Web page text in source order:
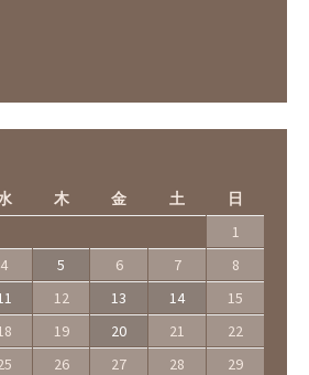
木 金 土 日
1
4 5 6 7
8
12 13 14
15
19 20 21
22
26 27 28
29